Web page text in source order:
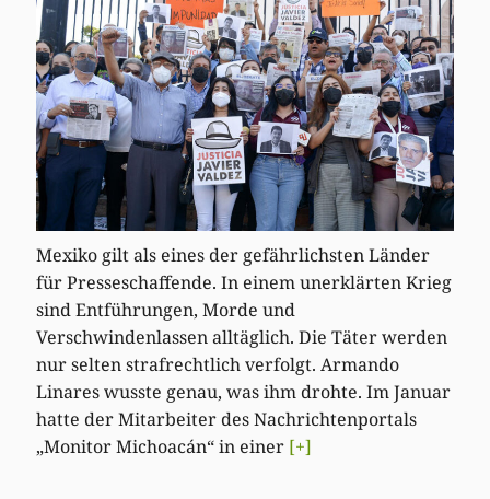
Mexiko gilt als eines der gefährlichsten Länder
für Presseschaffende. In einem unerklärten Krieg
sind Entführungen, Morde und
Verschwindenlassen alltäglich. Die Täter werden
nur selten strafrechtlich verfolgt. Armando
Linares wusste genau, was ihm drohte. Im Januar
hatte der Mitarbeiter des Nachrichtenportals
„Monitor Michoacán“ in einer [+]